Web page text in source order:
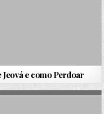
e como Perdoar